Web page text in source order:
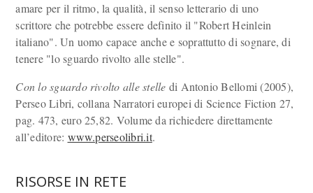
amare per il ritmo, la qualità, il senso letterario di uno
scrittore che potrebbe essere definito il "Robert Heinlein
italiano". Un uomo capace anche e soprattutto di sognare, di
tenere "lo sguardo rivolto alle stelle".
Con lo sguardo rivolto alle stelle di Antonio Bellomi (2005),
Perseo Libri, collana Narratori europei di Science Fiction 27,
pag. 473, euro 25,82. Volume da richiedere direttamente
all’editore: www.perseolibri.it.
RISORSE IN RETE